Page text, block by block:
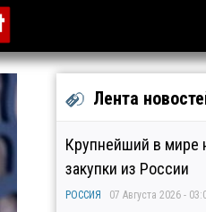
Лента
Крупнейший в мире
закупки из России
РОССИЯ 07 Августа 2026 -